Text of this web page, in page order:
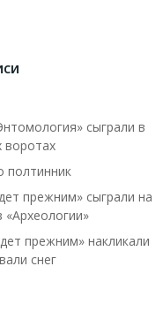
сыграли в
воротах
полтинник
прежним» сыграли на
прежним» накликали
снег